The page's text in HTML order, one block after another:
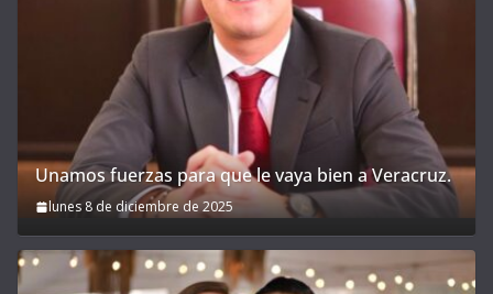
Unamos fuerzas para que le vaya bien a Veracruz.
lunes 8 de diciembre de 2025